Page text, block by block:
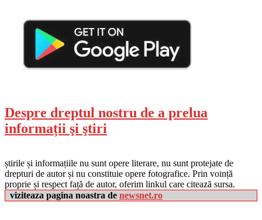
Despre dreptul nostru de a prelua
informații şi ştiri
știrile și informațiile nu sunt opere literare, nu sunt protejate de
drepturi de autor și nu constituie opere fotografice. Prin voință
proprie și respect față de autor, oferim linkul care citează sursa.
viziteaza pagina noastra de newsnet.ro